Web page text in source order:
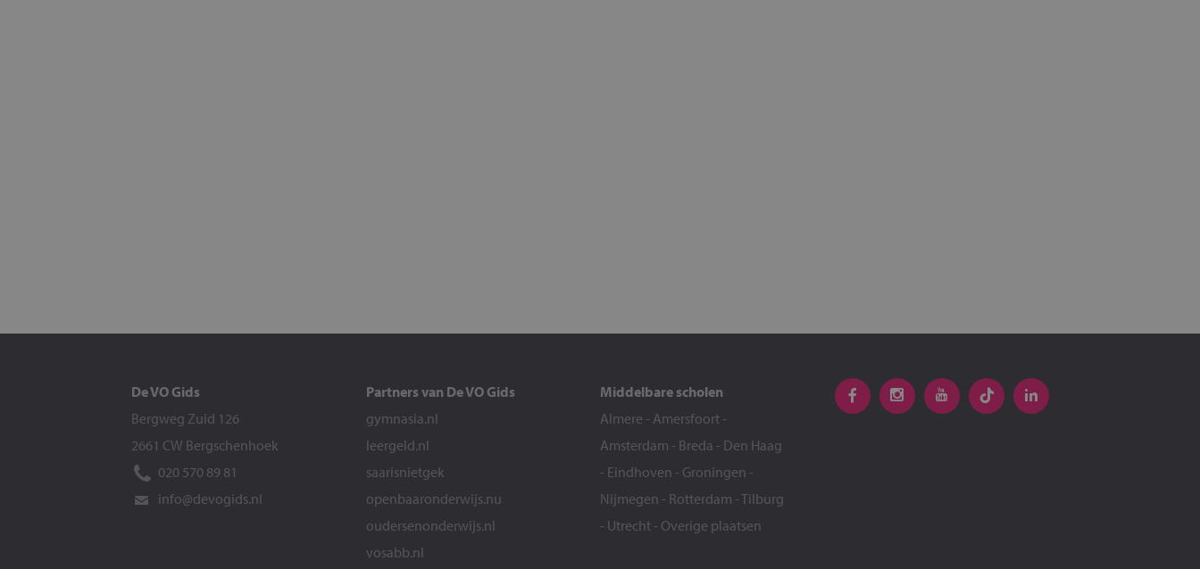
De VO Gids
Bergweg Zuid 126
2661 CW Bergschenhoek
020 570 89 81
info@devogids.nl
Partners van De VO Gids
gymnasia.nl
leergeld.nl
saarisnietgek
openbaaronderwijs.nu
oudersenonderwijs.nl
vosabb.nl
Middelbare scholen
Almere - Amersfoort -
Amsterdam - Breda - Den Haag
- Eindhoven - Groningen -
Nijmegen - Rotterdam -Tilburg
- Utrecht - Overige plaatsen